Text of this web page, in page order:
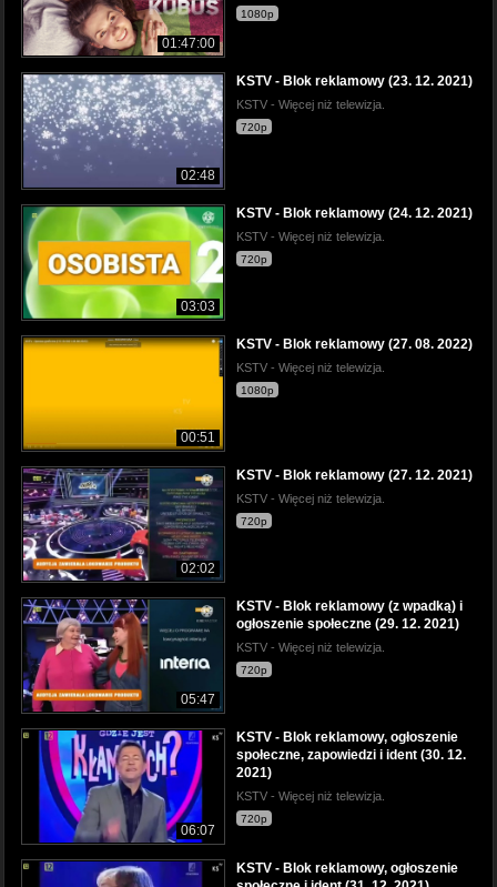
01:47:00
1080p
02:48
KSTV - Blok reklamowy (23. 12. 2021)
KSTV - Więcej niż telewizja.
720p
03:03
KSTV - Blok reklamowy (24. 12. 2021)
KSTV - Więcej niż telewizja.
720p
00:51
KSTV - Blok reklamowy (27. 08. 2022)
KSTV - Więcej niż telewizja.
1080p
02:02
KSTV - Blok reklamowy (27. 12. 2021)
KSTV - Więcej niż telewizja.
720p
05:47
KSTV - Blok reklamowy (z wpadką) i
ogłoszenie społeczne (29. 12. 2021)
KSTV - Więcej niż telewizja.
720p
06:07
KSTV - Blok reklamowy, ogłoszenie
społeczne, zapowiedzi i ident (30. 12.
2021)
KSTV - Więcej niż telewizja.
720p
KSTV - Blok reklamowy, ogłoszenie